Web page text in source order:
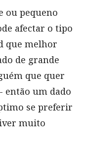
ou pequeno
afectar o tipo
que melhor
de grande
que quer
então um dado
se preferir
muito